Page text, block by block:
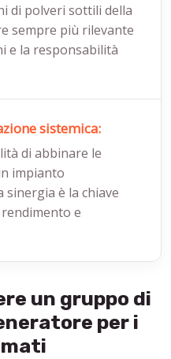
di polveri sottili della
sempre più rilevante
e la responsabilità
sistemica:
di abbinare le
impianto
è la chiave
e
un gruppo di
per i